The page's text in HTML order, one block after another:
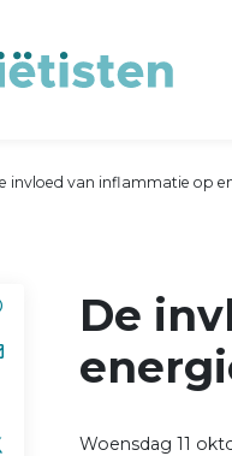
invloed van inflammatie op
De
Woensdag 11